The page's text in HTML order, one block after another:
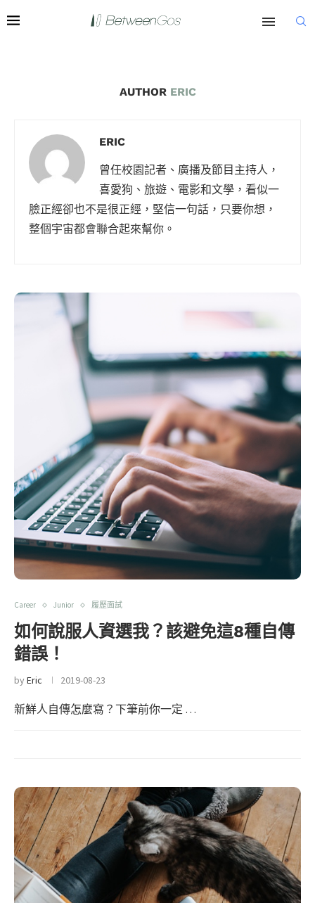
AUTHOR ERIC
ERIC
曾任校園記者、廣播及節目主持人，
喜愛狗、旅遊、電影和文學，看似一
臉正經卻也不是很正經，堅信一句話，只要你想，
整個宇宙都會聯合起來幫你。
Career Junior 履歷面試
如何說服人資選我？該避免這8種自傳
錯誤！
byEric 2019-08-23
新鮮人自傳怎麼寫？下筆前你一定 …